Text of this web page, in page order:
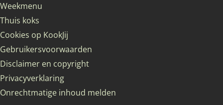
Weekmenu
Thuis koks
Cookies op KookJij
Gebruikersvoorwaarden
Disclaimer en copyright
Privacyverklaring
Onrechtmatige inhoud melden